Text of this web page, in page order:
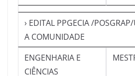
› EDITAL PPGECIA /
A COMUNIDADE
ENGENHARIA E
CIÊNCIAS